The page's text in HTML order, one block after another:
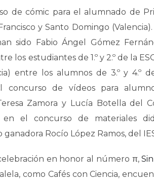
de cómic para el alumnado de
y Santo Domingo
sido Fabio Ángel Gómez
los estudiantes de 1.º y 2.º de la
entre los alumnos de 3.º y 4.º
concurso de vídeos para
Zamora y Lucía Botella del
en el concurso de materiales
Rocío López Ramos, del
en honor al número π,
como Cafés con Ciencia,